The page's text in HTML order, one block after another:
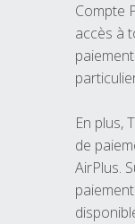
Compte
accès à
En plus,
de
AirPlus.